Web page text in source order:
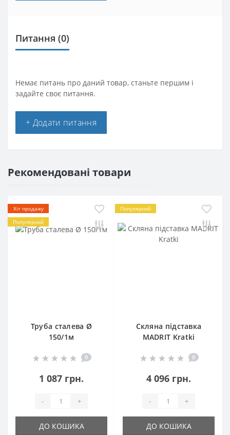
Питання (0)
Немає питань про даний товар, станьте першим і
задайте своє питання.
+ Додати питання
Рекомендовані товари
Хіт продажу
Популярний
Труба сталева Ø
150/1м
0
1 087 грн.
- +
ДО КОШИКА
Популярний
Скляна підставка
MADRIT Kratki
0
4 096 грн.
- +
ДО КОШИКА